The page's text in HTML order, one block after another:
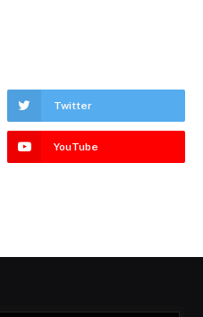
Twitter
YouTube